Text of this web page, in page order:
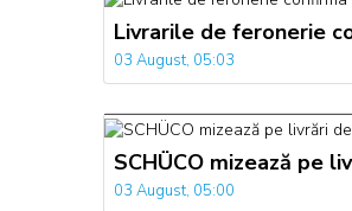
Livrarile de feronerie
03 August, 05:03
SCHÜCO mizează pe
03 August, 05:00